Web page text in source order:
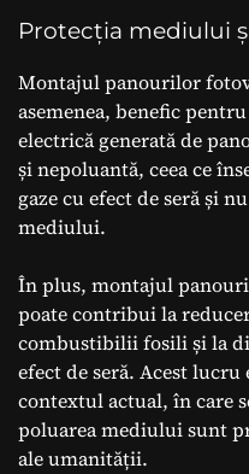
Protecția mediului
Montajul panourilor
asemenea, benefic
electrică generată de
și nepoluantă, ceea ce
gaze cu efect de seră și
mediului.
În plus, montajul
poate contribui la
combustibilii fosili și la
efect de seră. Acest
contextul actual, în care
poluarea mediului sunt
ale umanității.